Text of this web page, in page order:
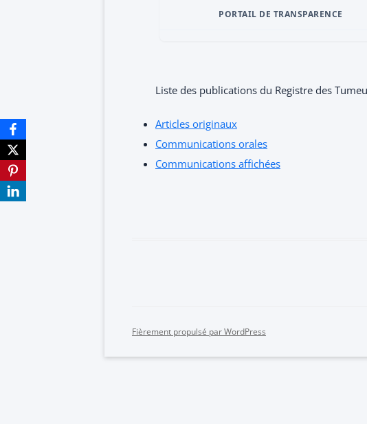
PORTAIL DE TRANSPARENCE
Liste des publications du Registre des
Articles originaux
Communications orales
Communications affichées
Fièrement propulsé par WordPress